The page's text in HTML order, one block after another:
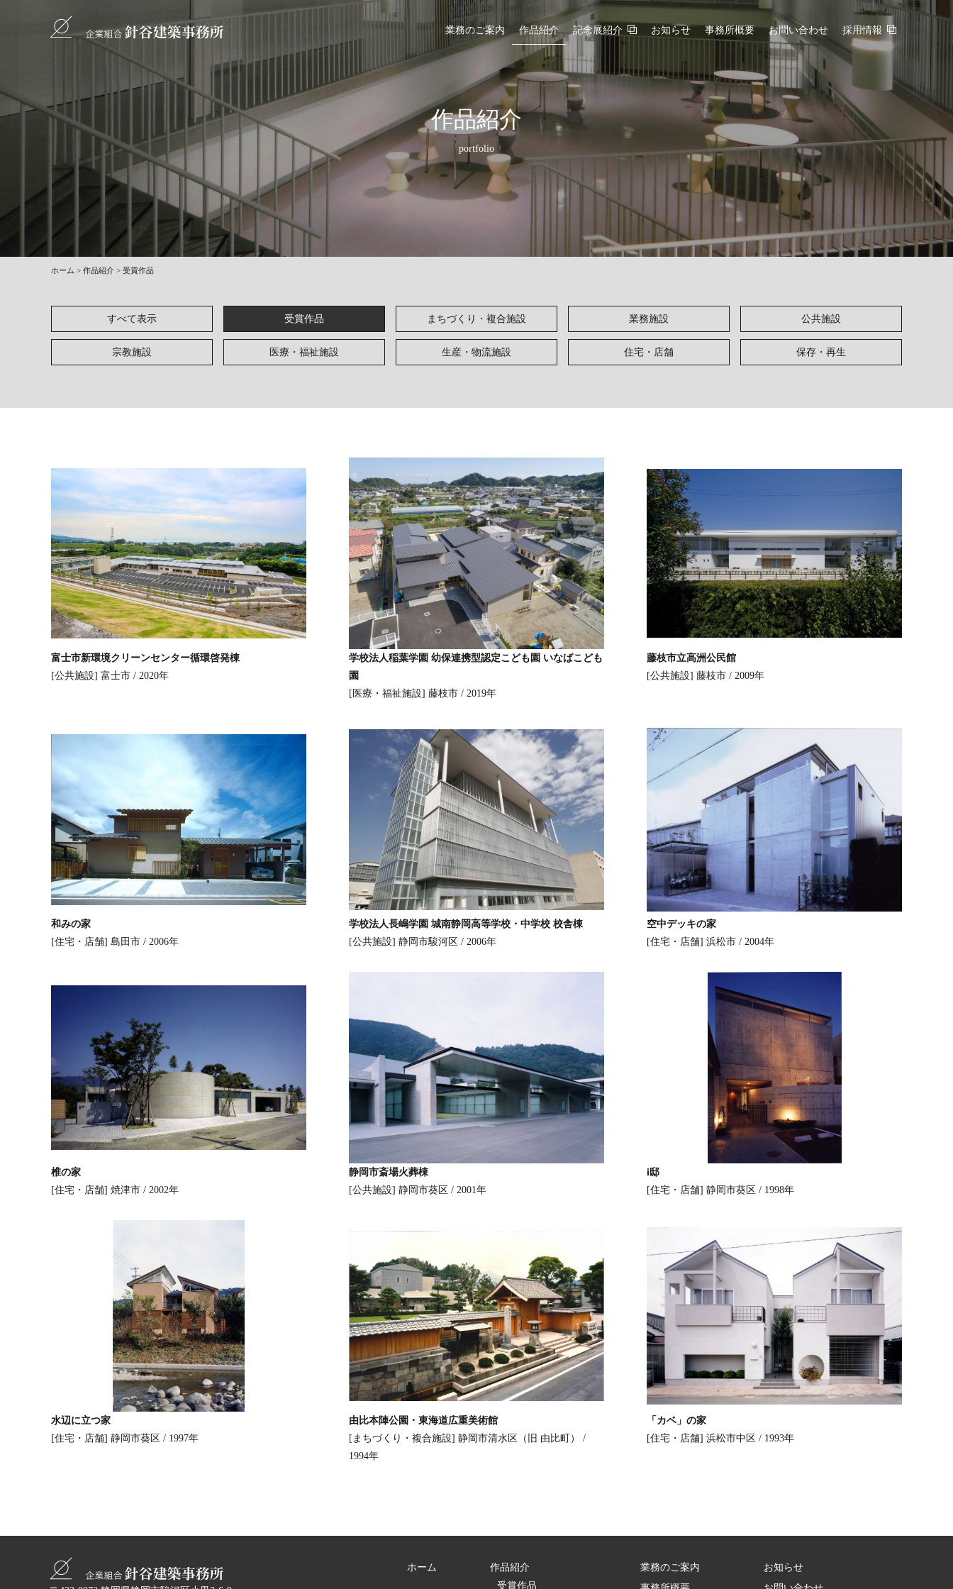
業務のご案内 作品紹介 記念展紹介 お知らせ 事務所概要 お問い合わせ 採用情報
作品紹介
portfolio
ホーム 作品紹介 受賞作品
すべて表示 受賞作品 まちづくり・複合施設 業務施設 公共施設
宗教施設 医療・福祉施設 生産・物流施設 住宅・店舗 保存・再生
富士市新環境クリーンセンター循環啓発棟
[公共施設] 富士市 / 2020年
学校法人稲葉学園 幼保連携型認定こども園 いなばこども
園
[医療・福祉施設] 藤枝市 / 2019年
藤枝市立高洲公民館
[公共施設] 藤枝市 / 2009年
和みの家
[住宅・店舗] 島田市 / 2006年
学校法人長嶋学園 城南静岡高等学校・中学校 校舎棟
[公共施設] 静岡市駿河区 / 2006年
空中デッキの家
[住宅・店舗] 浜松市 / 2004年
椎の家
[住宅・店舗] 焼津市 / 2002年
静岡市斎場火葬棟
[公共施設] 静岡市葵区 / 2001年
i邸
[住宅・店舗] 静岡市葵区 / 1998年
水辺に立つ家
[住宅・店舗] 静岡市葵区 / 1997年
由比本陣公園・東海道広重美術館
[まちづくり・複合施設] 静岡市清水区（旧 由比町） /
1994年
「カベ」の家
[住宅・店舗] 浜松市中区 / 1993年
ホーム
作品紹介
受賞作品
業務のご案内
お知らせ